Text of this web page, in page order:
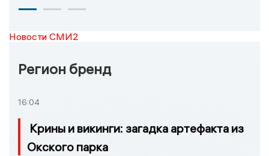
Новости СМИ2
Регион бренд
16:04
Крины и викинги: загадка артефакта из
Окского парка